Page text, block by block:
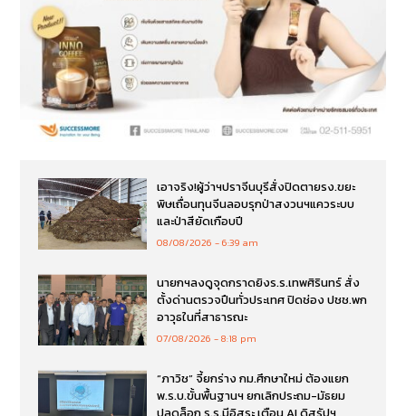
เอาจริง!ผู้ว่าฯปราจีนบุรีสั่งปิดตายรง.ขยะ
พิษเถื่อนทุนจีนลอบรุกป่าสงวนฯแควระบบ
และป่าสียัดเกือบปี
08/08/2026 6:39 am
นายกฯลงดูจุดกราดยิงร.ร.เทพศิรินทร์ สั่ง
ตั้งด่านตรวจปืนทั่วประเทศ ปิดช่อง ปชช.พก
อาวุธในที่สาธารณะ
07/08/2026 8:18 pm
“ภาวิช” จี้ยกร่าง กม.ศึกษาใหม่ ต้องแยก
พ.ร.บ.ขั้นพื้นฐานฯ ยกเลิกประถม-มัธยม